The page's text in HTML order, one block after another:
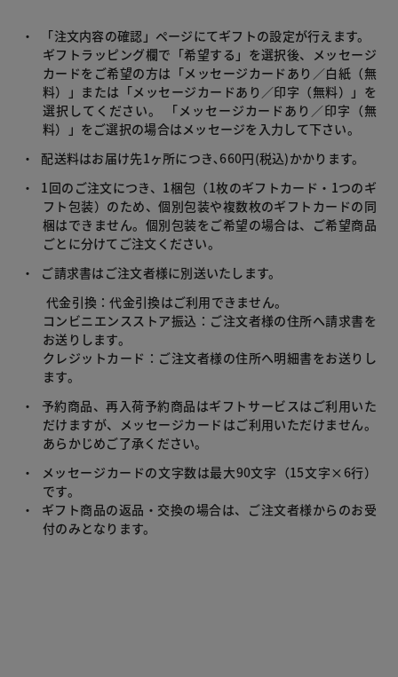
・
「注文内容の確認」ページにてギフトの設定が行えます。
ギフトラッピング欄で「希望する」を選択後、メッセージ
カードをご希望の方は「メッセージカードあり／白紙（無
料）」または「メッセージカードあり／印字（無料）」を
選択してください。 「メッセージカードあり／印字（無
料）」をご選択の場合はメッセージを入力して下さい。
・
配送料はお届け先1ヶ所につき､660円(税込)かかります。
・
1回のご注文につき、1梱包（1枚のギフトカード・1つのギ
フト包装）のため、個別包装や複数枚のギフトカードの同
梱はできません。個別包装をご希望の場合は、ご希望商品
ごとに分けてご注文ください。
・
ご請求書はご注文者様に別送いたします。
代金引換：代金引換はご利用できません。
コンビニエンスストア振込：ご注文者様の住所へ請求書を
お送りします。
クレジットカード：ご注文者様の住所へ明細書をお送りし
ます。
・
予約商品、再入荷予約商品はギフトサービスはご利用いた
だけますが、メッセージカードはご利用いただけません。
あらかじめご了承ください。
・
メッセージカードの文字数は最大90文字（15文字×6行）
です。
・
ギフト商品の返品・交換の場合は、ご注文者様からのお受
付のみとなります。